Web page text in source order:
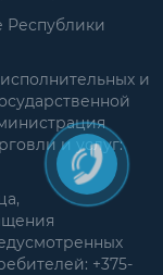
Республики
и
и услуг:
+375-